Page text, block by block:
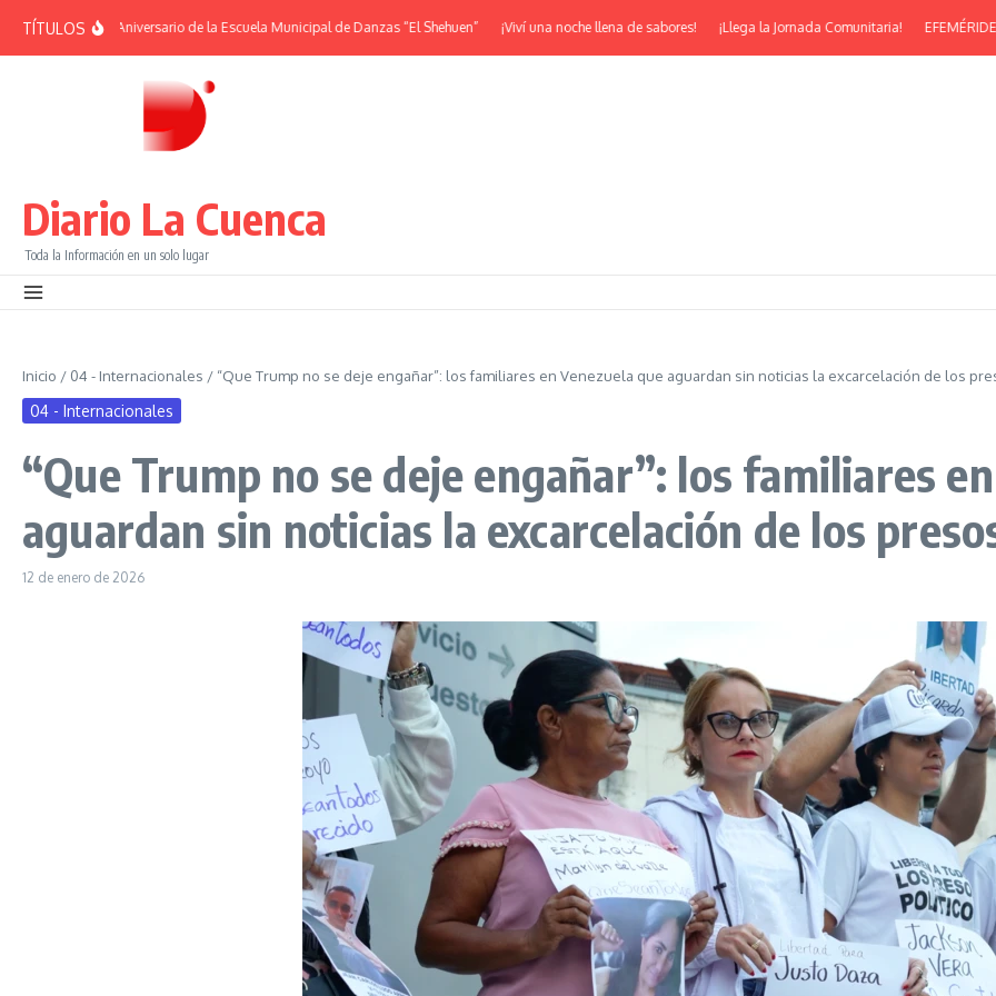
TÍTULOS
| 38° Aniversario de la Escuela Municipal de Danzas “El Shehuen” ¡Viví una noche llena de sabores! ¡Llega la Jornada Comunitaria! EFEMÉRIDES |
Diario La Cuenca
Toda la Información en un solo lugar
Inicio / 04 - Internacionales / “Que Trump no se deje engañar”: los familiares en Venezuela que aguardan sin noticias la excarcelación de los
04 - Internacionales
“Que Trump no se deje engañar”: los familiares
aguardan sin noticias la excarcelación de los
12 de enero de 2026